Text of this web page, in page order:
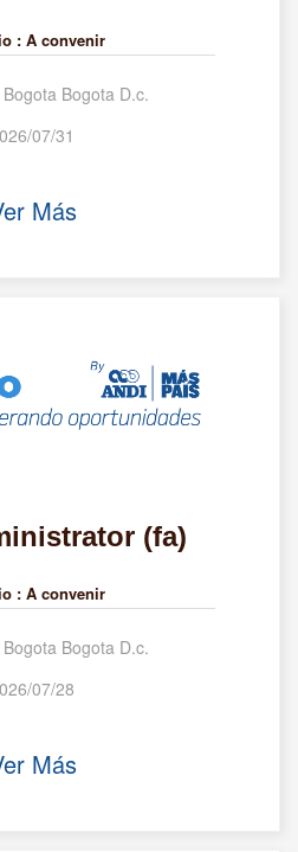
: A convenir
Bogota D.c.
07/31
Más
(fa)
: A convenir
Bogota D.c.
07/28
Más